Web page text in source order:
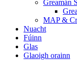
Greamán
MAP &
Nuacht
Fúinn
Glas
Glaoigh orainn